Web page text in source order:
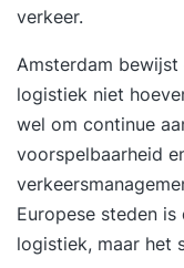
5 en maximaal
Effectief
vernieuwende, creatieve
plaats op een
incompany
bepaald. De
Amsterdam. De training wordt zowel op open
verkeer.
Amsterdam
logistiek niet
wel om continue
voorspelbaarheid
Europese steden
logistiek, maar het